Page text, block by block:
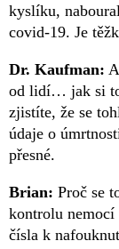
kyslíku,
covid-19. Je
Dr. Kaufman:
od lidí… jak si
zjistíte, že se
údaje o
přesné.
Brian: Proč se
kontrolu
čísla k